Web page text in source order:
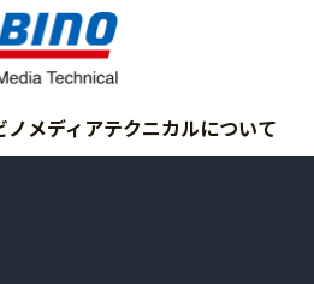
ノメディアテクニカルについて